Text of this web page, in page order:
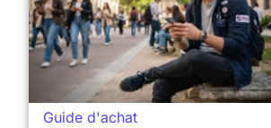
Guide d'achat